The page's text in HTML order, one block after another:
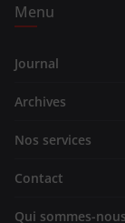
Menu
Journal
Archives
Nos services
Contact
Qui sommes-